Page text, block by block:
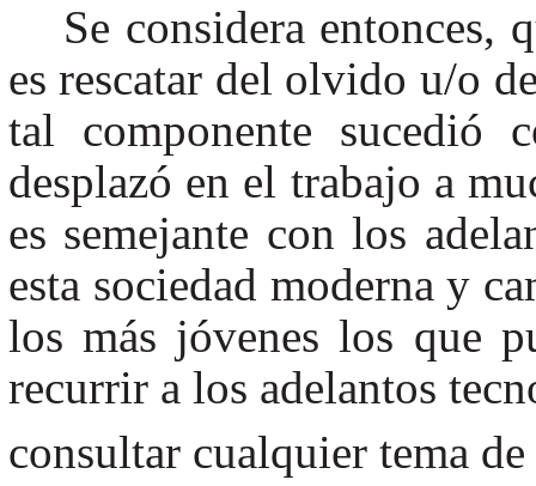
Se considera entonces,
es rescatar del olvido u/o
tal componente sucedió
desplazó en el trabajo a
es semejante con los
esta sociedad moderna y
los más jóvenes los que
recurrir a los adelantos
consultar cualquier tema